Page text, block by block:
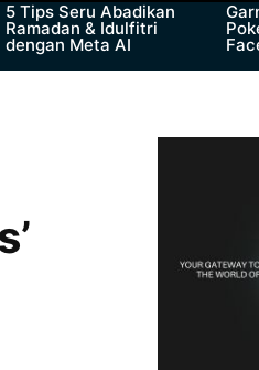
5 Tips Seru Abadikan
Ramadan & Idulfitri
dengan Meta AI